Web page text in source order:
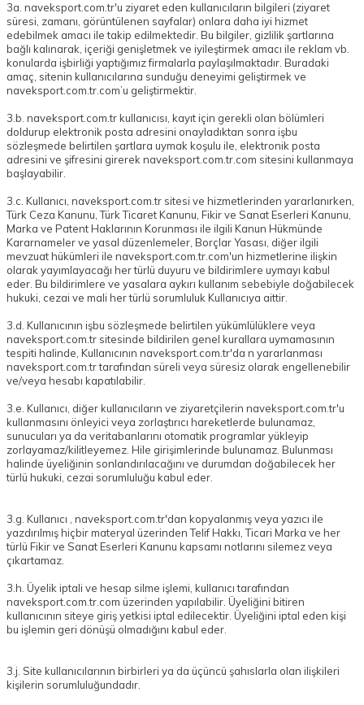
3a. naveksport.com.tr'u ziyaret eden kullanıcıların bilgileri (ziyaret
süresi, zamanı, görüntülenen sayfalar) onlara daha iyi hizmet
edebilmek amacı ile takip edilmektedir. Bu bilgiler, gizlilik şartlarına
bağlı kalınarak, içeriği genişletmek ve iyileştirmek amacı ile reklam vb.
konularda işbirliği yaptığımız firmalarla paylaşılmaktadır. Buradaki
amaç, sitenin kullanıcılarına sunduğu deneyimi geliştirmek ve
naveksport.com.tr.com’u geliştirmektir.
3.b. naveksport.com.tr kullanıcısı, kayıt için gerekli olan bölümleri
doldurup elektronik posta adresini onayladıktan sonra işbu
sözleşmede belirtilen şartlara uymak koşulu ile, elektronik posta
adresini ve şifresini girerek naveksport.com.tr.com sitesini kullanmaya
başlayabilir.
3.c. Kullanıcı, naveksport.com.tr sitesi ve hizmetlerinden yararlanırken,
Türk Ceza Kanunu, Türk Ticaret Kanunu, Fikir ve Sanat Eserleri Kanunu,
Marka ve Patent Haklarının Korunması ile ilgili Kanun Hükmünde
Kararnameler ve yasal düzenlemeler, Borçlar Yasası, diğer ilgili
mevzuat hükümleri ile naveksport.com.tr.com'un hizmetlerine ilişkin
olarak yayımlayacağı her türlü duyuru ve bildirimlere uymayı kabul
eder. Bu bildirimlere ve yasalara aykırı kullanım sebebiyle doğabilecek
hukuki, cezai ve mali her türlü sorumluluk Kullanıcıya aittir.
3.d. Kullanıcının işbu sözleşmede belirtilen yükümlülüklere veya
naveksport.com.tr sitesinde bildirilen genel kurallara uymamasının
tespiti halinde, Kullanıcının naveksport.com.tr'da n yararlanması
naveksport.com.tr tarafından süreli veya süresiz olarak engellenebilir
ve/veya hesabı kapatılabilir.
3.e. Kullanıcı, diğer kullanıcıların ve ziyaretçilerin naveksport.com.tr'u
kullanmasını önleyici veya zorlaştırıcı hareketlerde bulunamaz,
sunucuları ya da veritabanlarını otomatik programlar yükleyip
zorlayamaz/kilitleyemez. Hile girişimlerinde bulunamaz. Bulunması
halinde üyeliğinin sonlandırılacağını ve durumdan doğabilecek her
türlü hukuki, cezai sorumluluğu kabul eder.
3.g. Kullanıcı , naveksport.com.tr'dan kopyalanmış veya yazıcı ile
yazdırılmış hiçbir materyal üzerinden Telif Hakkı, Ticari Marka ve her
türlü Fikir ve Sanat Eserleri Kanunu kapsamı notlarını silemez veya
çıkartamaz.
3.h. Üyelik iptali ve hesap silme işlemi, kullanıcı tarafından
naveksport.com.tr.com üzerinden yapılabilir. Üyeliğini bitiren
kullanıcının siteye giriş yetkisi iptal edilecektir. Üyeliğini iptal eden kişi
bu işlemin geri dönüşü olmadığını kabul eder.
3.j. Site kullanıcılarının birbirleri ya da üçüncü şahıslarla olan ilişkileri
kişilerin sorumluluğundadır.